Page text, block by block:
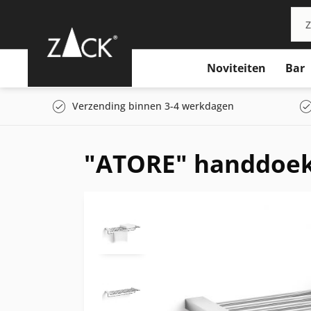
Noviteiten Bar
Verzending binnen 3-4 werkdagen
"ATORE"